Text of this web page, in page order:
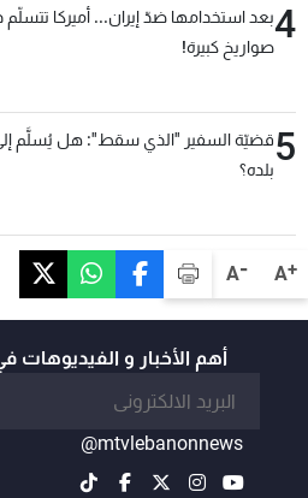
A+
A-
4بعد استخدامها ضدّ إيران... أميركا
صواريخ كبيرة!
5قضيّة السفير "الذي سقط": هل يُسلَّم
بلده؟
أهم الأخبار و الفيديوهات
@mtvlebanonnews